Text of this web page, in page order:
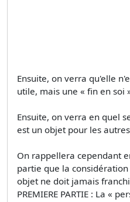
Ensuite, on verra qu'elle
utile, mais une « fin en soi
Ensuite, on verra en quel
est un objet pour les
On rappellera cependant
partie que la
objet ne doit jamais
PREMIERE PARTIE : La «